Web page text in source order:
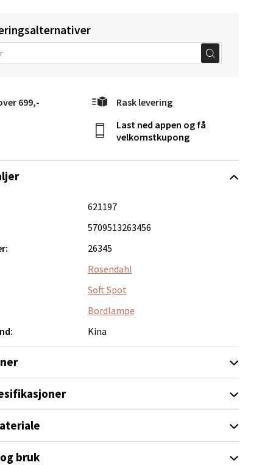
699,- Rask levering
Last ned appen og få
velkomstkupong
621197
5709513263456
26345
Rosendahl
Soft Spot
Bordlampe
Kina
bruk
g